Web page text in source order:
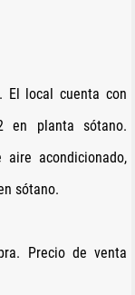
El local cuenta con
planta sótano.
acondicionado,
sótano.
Precio de venta